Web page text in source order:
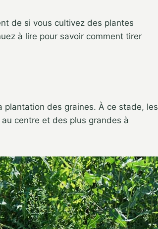
de si vous cultivez des plantes
à lire pour savoir comment tirer
des graines. À ce stade, les
centre et des plus grandes à